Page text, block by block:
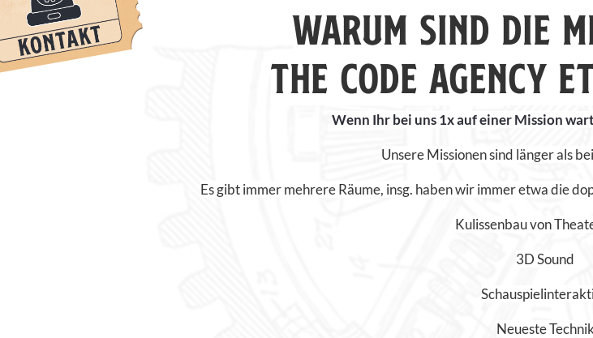
WARUM SIND DIE
THE CODE AGENCY
Wenn Ihr bei uns 1x auf einer Mission
Unsere Missionen sind länger als
Es gibt immer mehrere Räume, insg. haben wir immer etwa die
Kulissenbau von
3D Sound
Neueste Technik